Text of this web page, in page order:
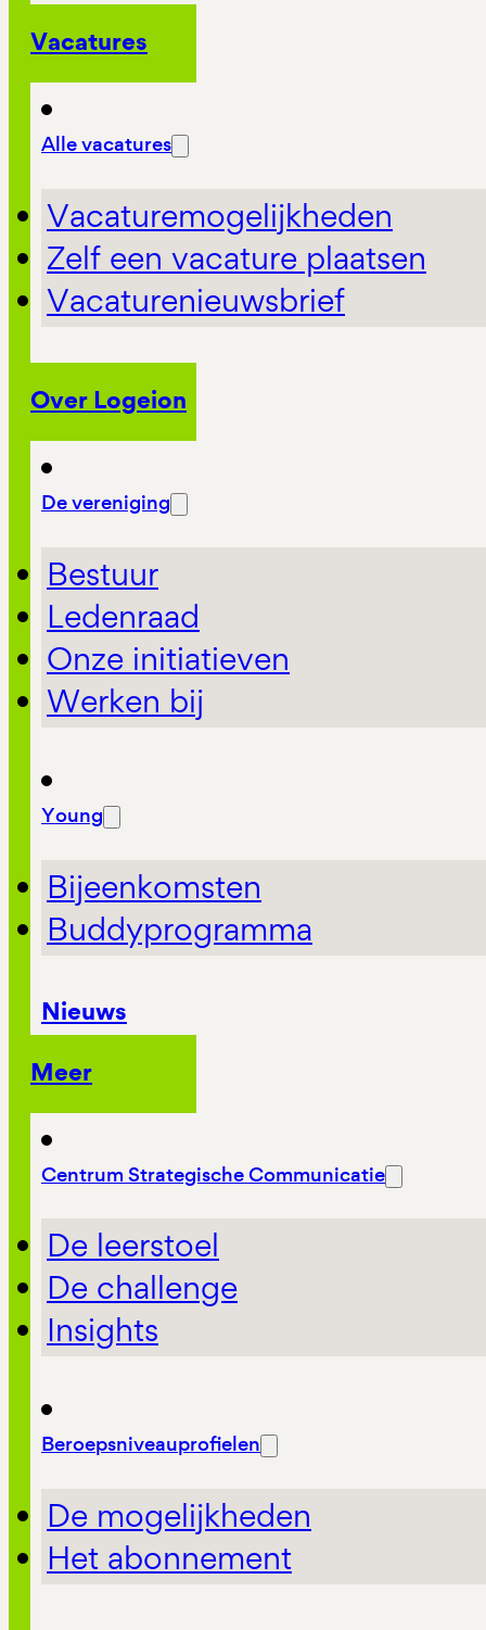
Vacatures
Alle vacatures
Vacaturemogelijkheden
Zelf een vacature plaatsen
Vacaturenieuwsbrief
Over Logeion
De vereniging
Bestuur
Ledenraad
Onze initiatieven
Werken bij
Young
Bijeenkomsten
Buddyprogramma
Nieuws
Meer
Centrum Strategische Communicatie
De leerstoel
De challenge
Insights
Beroepsniveauprofielen
De mogelijkheden
Het abonnement